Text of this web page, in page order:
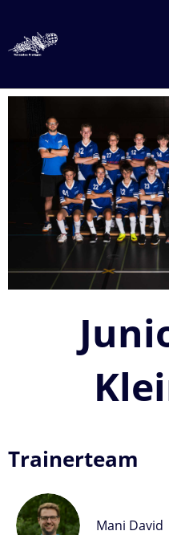
Trainerteam
Mani David